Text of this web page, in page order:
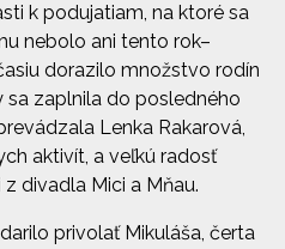
k podujatiam, na ktoré sa
nebolo ani tento rok–
dorazilo množstvo rodín
zaplnila do posledného
Lenka Rakarová,
aktivít, a veľkú radosť
divadla Mici a Mňau.
privolať Mikuláša, čerta